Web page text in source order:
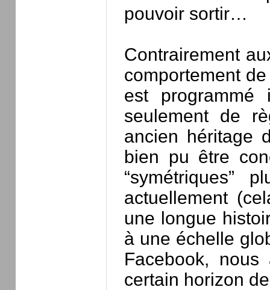
pouvoir sortir…
Contrairement
comportement
est
seulement de
ancien héritage
bien pu être
“symétriques”
actuellement
une longue
à une échelle
Facebook, nous
certain horizon